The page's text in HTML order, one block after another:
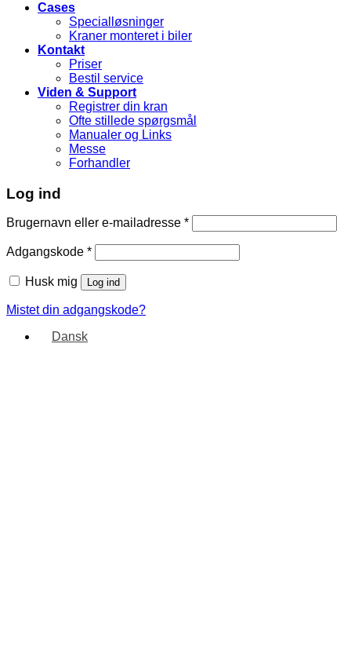
Cases
Specialløsninger
Kraner monteret i biler
Kontakt
Priser
Bestil service
Viden & Support
Registrer din kran
Ofte stillede spørgsmål
Manualer og Links
Messe
Forhandler
Log ind
Brugernavn eller e-mailadresse *
Adgangskode *
Husk mig Log ind
Mistet din adgangskode?
Dansk